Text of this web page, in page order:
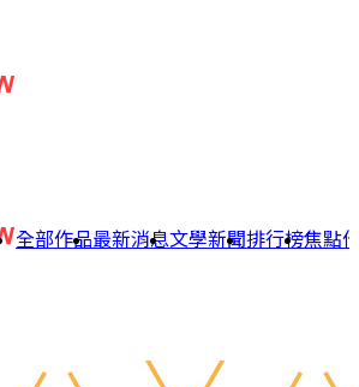
全部作品最新消息文學新聞排行榜焦點